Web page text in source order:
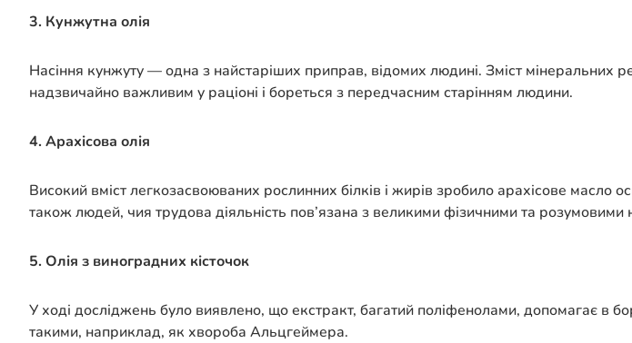
3. Кунжутна олія
Насіння кунжуту — одна з найстаріших приправ, відомих людині. Зміст
надзвичайно важливим у раціоні і бореться з передчасним старінням людини.
4. Арахісова олія
Високий вміст легкозасвоюваних рослинних білків і жирів зробило арахісове
також людей, чия трудова діяльність пов’язана з великими фізичними та
5. Олія з виноградних кісточок
У ході досліджень було виявлено, що екстракт, багатий поліфенолами, допомагає в
такими, наприклад, як хвороба Альцгеймера.